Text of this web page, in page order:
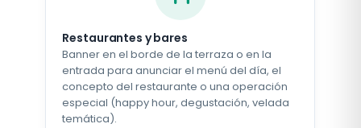
Restaurantes y bares
Banner en el borde de la terraza o en la
entrada para anunciar el menú del día, el
concepto del restaurante o una operación
especial (happy hour, degustación, velada
temática).